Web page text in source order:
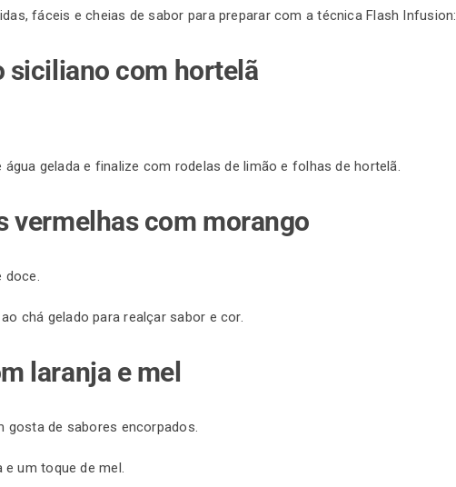
fáceis e cheias de sabor para preparar com a técnica Flash Infusion:
siciliano com hortelã
água gelada e finalize com rodelas de limão e folhas de hortelã.
vermelhas com morango
doce.
chá gelado para realçar sabor e cor.
laranja e mel
gosta de sabores encorpados.
um toque de mel.